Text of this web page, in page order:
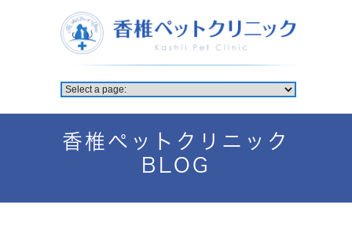
香椎ペットクリニック
BLOG